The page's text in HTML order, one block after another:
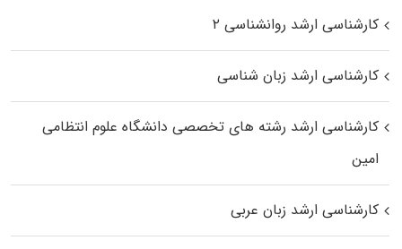
کارشناسی ارشد روانشناسی ۲
کارشناسی ارشد زبان شناسی
کارشناسی ارشد رﺷﺘﻪ ﻫﺎی تخصصی داﻧﺸﮕﺎه ﻋﻠﻮم انتظامی
اﻣﻴﻦ
کارشناسی ارشد زبان عربی